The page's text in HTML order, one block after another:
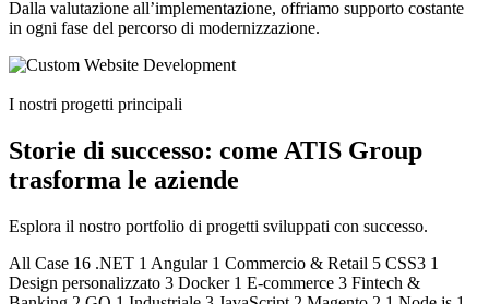
Dalla valutazione all’implementazione, offriamo supporto costante
in ogni fase del percorso di modernizzazione.
I nostri progetti principali
Storie di successo: come ATIS Group
trasforma le aziende
Esplora il nostro portfolio di progetti sviluppati con successo.
All Case 16 .NET 1 Angular 1 Commercio & Retail 5 CSS3 1
Design personalizzato 3 Docker 1 E-commerce 3 Fintech &